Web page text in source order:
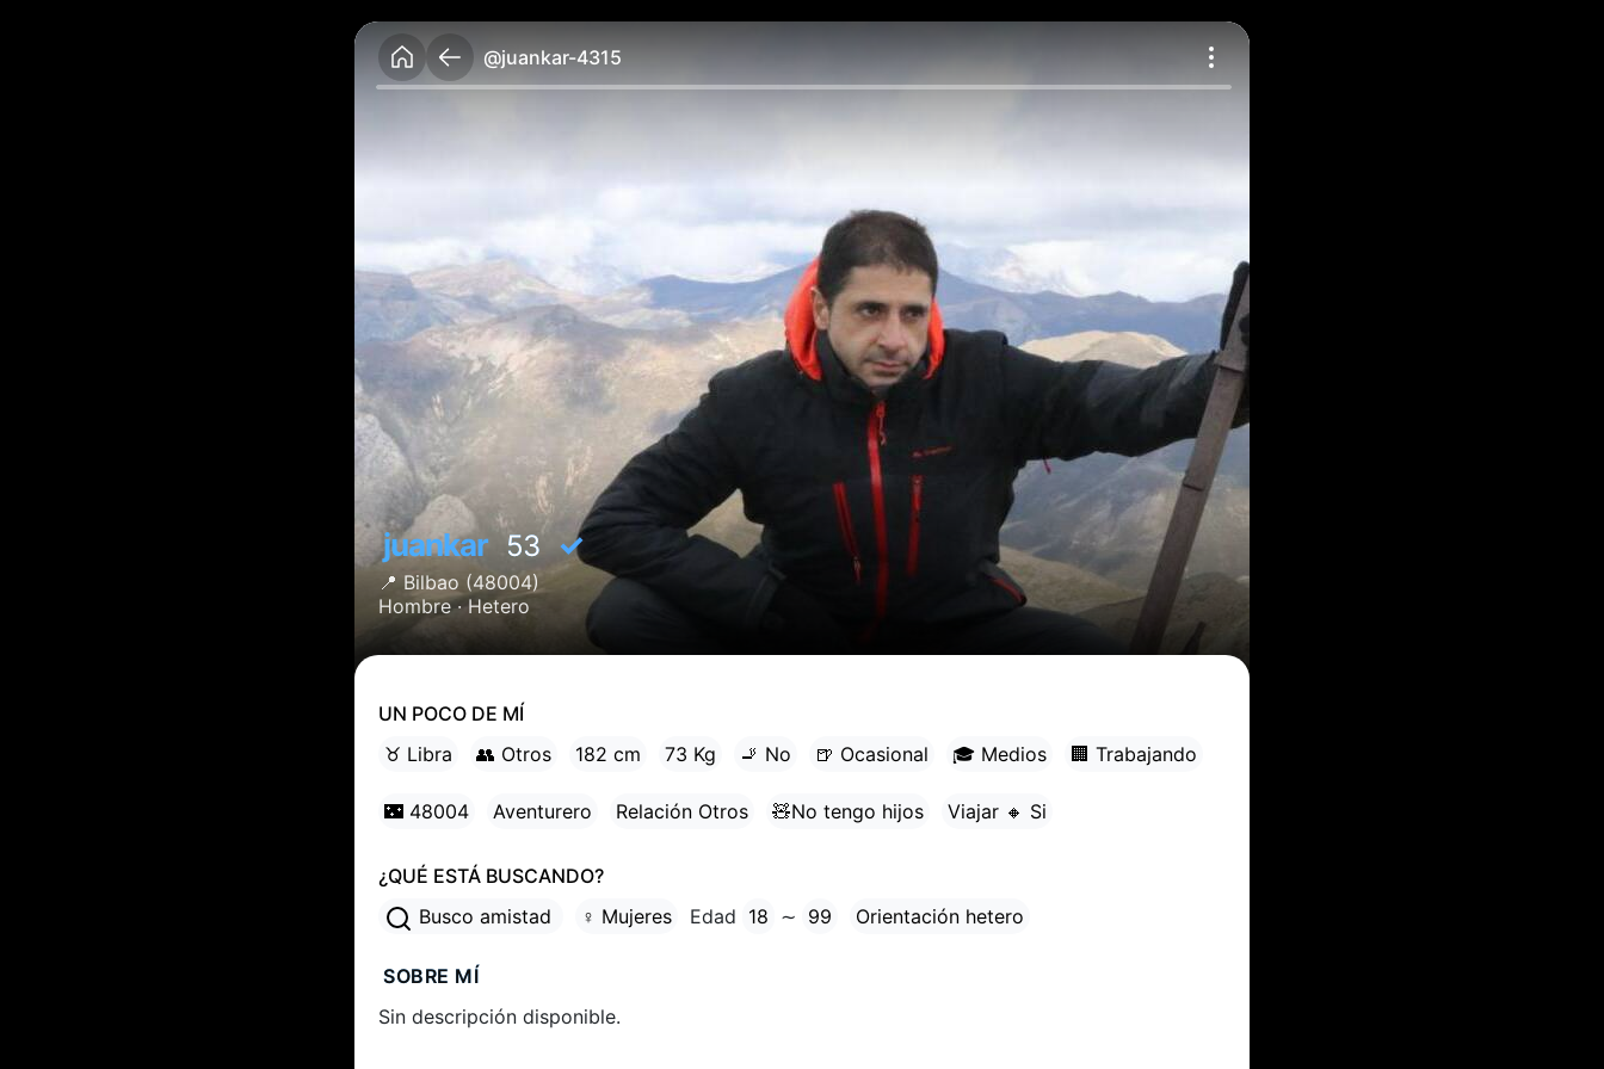
@juankar-4315
juankar53✓
📍Bilbao (48004)
Hombre ·Hetero
UN POCO DE MÍ
♉ Libra
👥 Otros 182 cm 73 Kg 🚬 No 🍺 Ocasional 🎓 Medios 🏢 Trabajando
🌃 48004 Aventurero Relación Otros 🧸No tengo hijos Viajar 🔸 Si
¿QUÉ ESTÁ BUSCANDO?
Busco amistad
♀ Mujeres Edad 18 ∼ 99 Orientación hetero
SOBRE MÍ
Sin descripción disponible.